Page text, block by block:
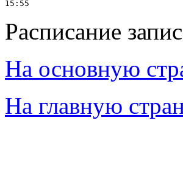
Расписание
На основную
На главную